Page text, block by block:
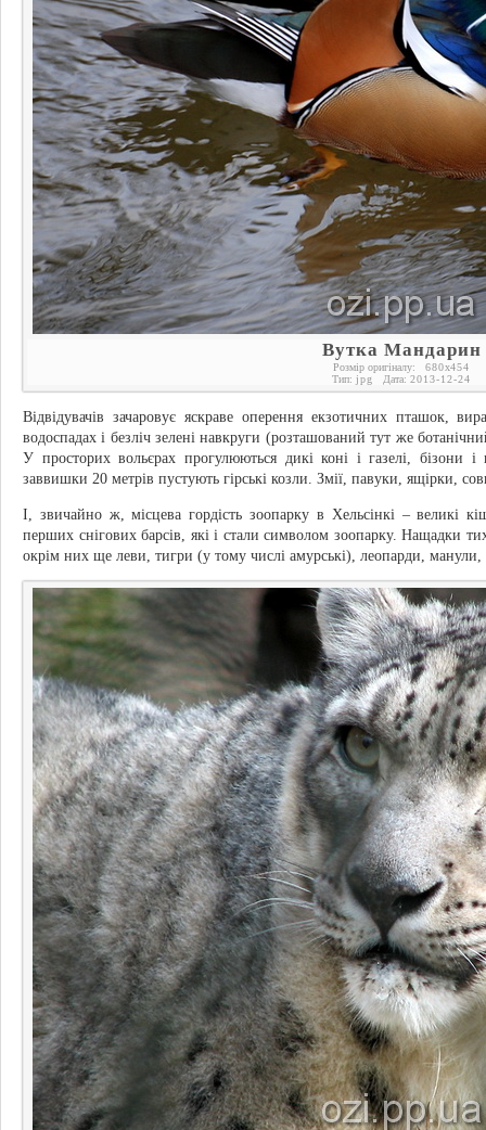
Вутка Мандарин
Розмір оригіналу: 680x454
Тип: jpg Дата: 2013-12-24
Відвідувачів зачаровує яскраве оперення екзотичних пташок,
водоспадах і безліч зелені навкруги (розташований тут же
У просторих вольєрах прогулюються дикі коні і газелі, бізони
заввишки 20 метрів пустують гірські козли. Змії, павуки, ящірки,
І, звичайно ж, місцева гордість зоопарку в Хельсінкі – великі
перших снігових барсів, які і стали символом зоопарку. Нащадки
окрім них ще леви, тигри (у тому числі амурські), леопарди, манули,